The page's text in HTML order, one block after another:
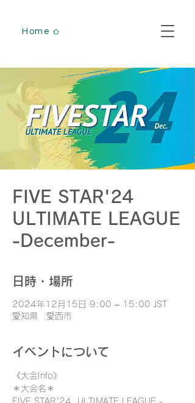
Home
FIVE STAR'24
ULTIMATE LEAGUE
-December-
日時・場所
2024年12月15日 9:00 – 15:00 JST
愛知県 愛西市
イベントについて
《大会Info》
＊大会名＊
FIVE STAR'24  ULTIMATE LEAGUE -